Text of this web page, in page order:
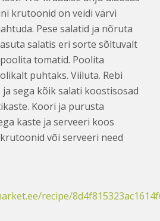
krutoonid on veidi värvi
Pese salatid ja nõruta
salatis eri sorte sõltuvalt
tomatid. Poolita
puhtaks. Viiluta. Rebi
sega kõik salati koostisosad
Koori ja purusta
kaste ja serveeri koos
või serveeri need
recipe/